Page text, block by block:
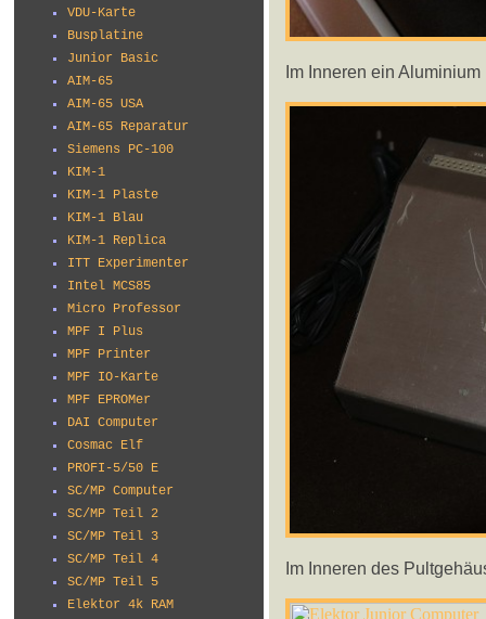
VDU-Karte
Busplatine
Junior Basic
AIM-65
AIM-65 USA
AIM-65 Reparatur
Siemens PC-100
KIM-1
KIM-1 Plaste
KIM-1 Blau
KIM-1 Replica
ITT Experimenter
Intel MCS85
Micro Professor
MPF I Plus
MPF Printer
MPF IO-Karte
MPF EPROMer
DAI Computer
Cosmac Elf
PROFI-5/50 E
SC/MP Computer
SC/MP Teil 2
SC/MP Teil 3
SC/MP Teil 4
SC/MP Teil 5
Elektor 4k RAM
Im Inneren ein
Im Inneren des